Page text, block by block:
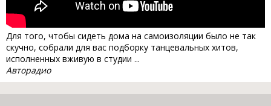
Для того, чтобы сидеть дома на самоизоляции было не так
скучно, собрали для вас подборку танцевальных хитов,
исполненных вживую в студии ...
Авторадио